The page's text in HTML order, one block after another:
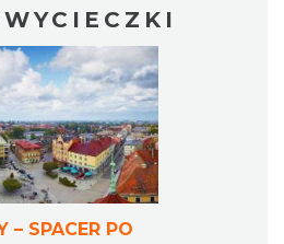
– SPACER PO